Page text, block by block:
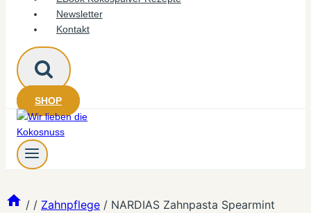
Newsletter
Kontakt
SHOP
/ / Zahnpflege / NARDIAS Zahnpasta Spearmint